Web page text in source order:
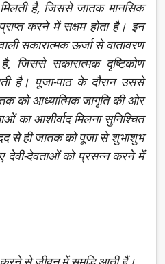
है, जिससे जातक मानसिक
करने में सक्षम होता है। इन
सकारात्मक ऊर्जा से वातावरण
जिससे सकारात्मक दृष्टिकोण
है। पूजा-पाठ के दौरान उससे
को आध्यात्मिक जागृति की ओर
का आशीर्वाद मिलना सुनिश्चित
से ही जातक को पूजा से शुभाशुभ
देवी-देवताओं को प्रसन्न करने में